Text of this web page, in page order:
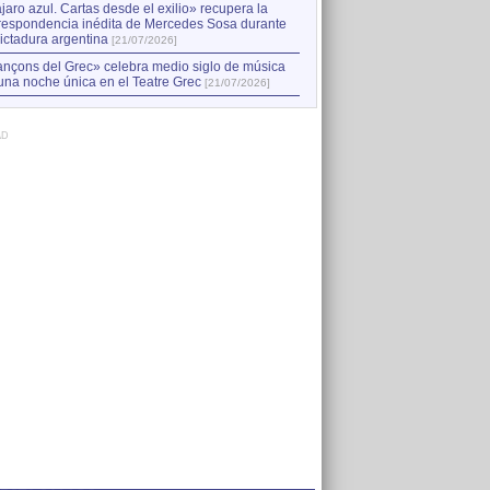
azul. Cartas desde el exilio» recupera la
inédita de Mercedes Sosa durante
argentina [21/07/2026]
del Grec» celebra medio siglo de música
noche única en el Teatre Grec [21/07/2026]